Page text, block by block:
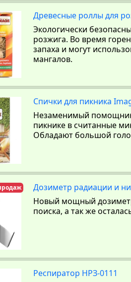
Древесные роллы для
Экологически
розжига. Во время
запаха и могут
мангалов.
Спички для пикника
Незаменимый помощник
пикнике в считанные
Обладают большой
Дозиметр радиации и
Новый мощный
поиска, а так же
Респиратор НРЗ-0111